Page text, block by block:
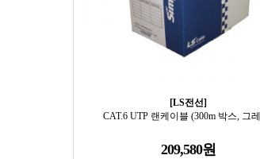
[LS전선]
CAT.6 UTP 랜케이블 (300m 박스, 그
209,580원